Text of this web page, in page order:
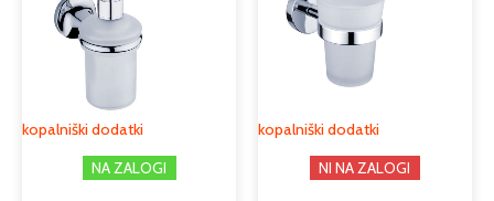
kopalniški dodatki
NA ZALOGI
kopalniški dodatki
NI NA ZALOGI